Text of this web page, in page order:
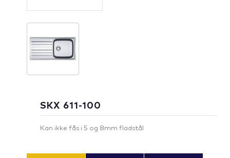
SKX 611-100
Kan ikke fås i 5 og 8mm fladstål